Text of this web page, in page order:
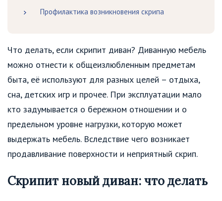
Профилактика возникновения скрипа
Что делать, если скрипит диван? Диванную мебель
можно отнести к общеизлюбленным предметам
быта, её используют для разных целей – отдыха,
сна, детских игр и прочее. При эксплуатации мало
кто задумывается о бережном отношении и о
предельном уровне нагрузки, которую может
выдержать мебель. Вследствие чего возникает
продавливание поверхности и неприятный скрип.
Скрипит новый диван: что делать